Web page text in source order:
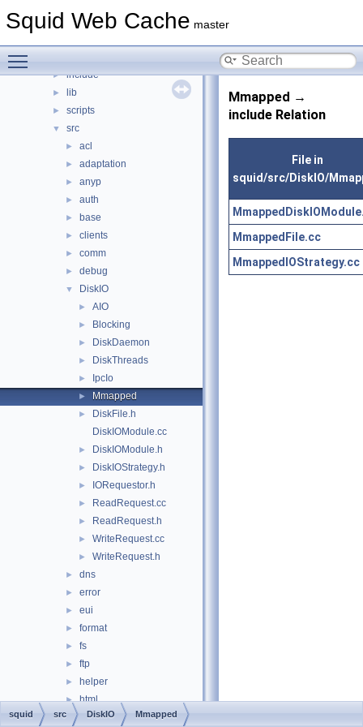
Squid Web Cache master
squid
► include
► lib
► scripts
▼ src
► acl
► adaptation
► anyp
► auth
► base
► clients
► comm
► debug
▼ DiskIO
► AIO
► Blocking
► DiskDaemon
► DiskThreads
► IpcIo
► Mmapped
►
DiskFile.h
DiskIOModule.cc
► DiskIOModule.h
► DiskIOStrategy.h
► IORequestor.h
► ReadRequest.cc
► ReadRequest.h
► WriteRequest.cc
► WriteRequest.h
► dns
► error
► eui
► format
► fs
► ftp
► helper
► html
► http
Mmapped →
include Relation
File in
squid/src/DiskIO/
MmappedFile.cc
MmappedIOStrategy.cc
squid src DiskIO Mmapped